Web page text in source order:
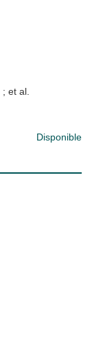
; et al.
Disponible